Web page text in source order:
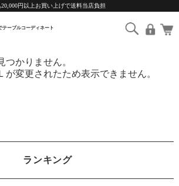
円以上お買い上げで送料当店負担
つかりません。
が変更されたため表示できません。
ランキング